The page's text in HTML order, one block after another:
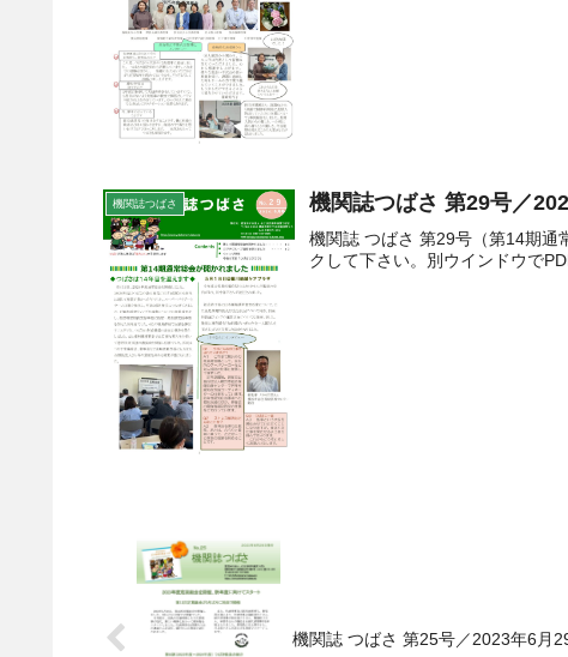
機関誌つばさ 機関誌つばさ 第29号／
機関誌 つばさ 第29号（第14期通
クして下さい。別ウインドウで
機関誌 つばさ 第25号／2023年6月